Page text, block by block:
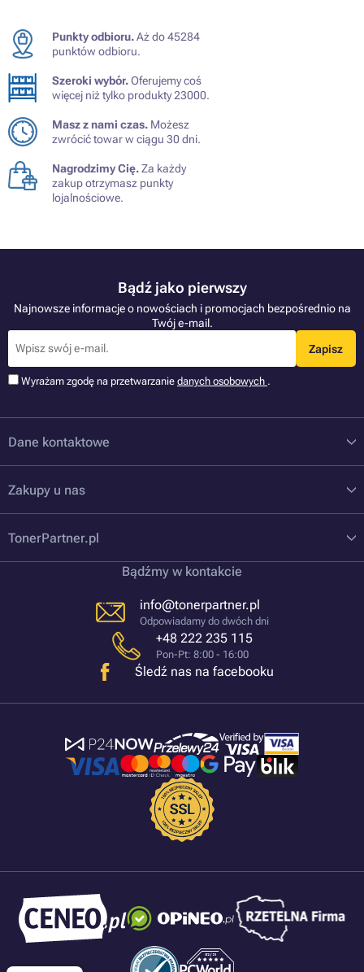
Punkty odbioru.Aż do 45284
punktów odbioru.
Szeroki wybór.Oferujemy coś
więcej niż tylko produkty 23000.
Masz z nami czas. Możesz
zwrócić towar w ciągu 30 dni.
Nagrodzimy Cię.Za każdy
zakup otrzymasz punkty
lojalnościowe.
Bądź jako pierwszy
Najnowsze informacje o nowościach i promocjach bezpośrednio na
Twój e-mail.
Zapisz
Wyrażam zgodę na przetwarzanie danych osobowych .
Dane kontaktowe
Zakupy u nas
TonerPartner.pl
Bądźmy w kontakcie
info@tonerpartner.pl
Odpowiadamy do dwóch dni
+48 222 235 115
Pon-Pt: 8:00 - 16:00
Śledź nas na facebooku